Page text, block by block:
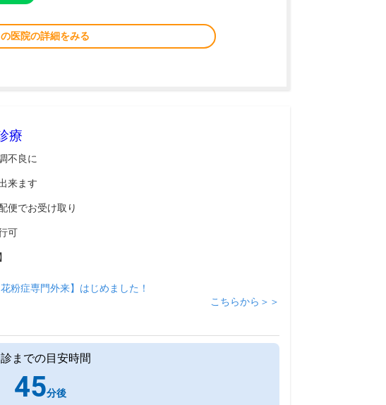
医院の詳細をみる
療
不良に
来ます
便でお受け取り
可
花粉症専門外来】はじめました！
こちらから＞＞
までの目安時間
45分後